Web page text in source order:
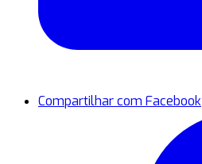
Compartilhar com Facebook